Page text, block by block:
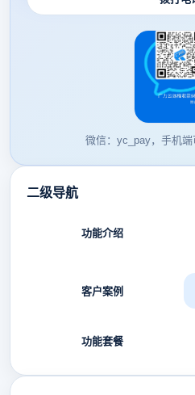
微信：yc_pay，手机
二级导航
功能介绍
客户案例
功能套餐